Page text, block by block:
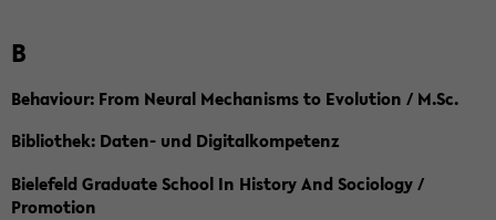
B
Behaviour: From Neural Mechanisms to Evolution / M.Sc.
Bibliothek: Daten- und Digitalkompetenz
Bielefeld Graduate School In History And Sociology /
Promotion